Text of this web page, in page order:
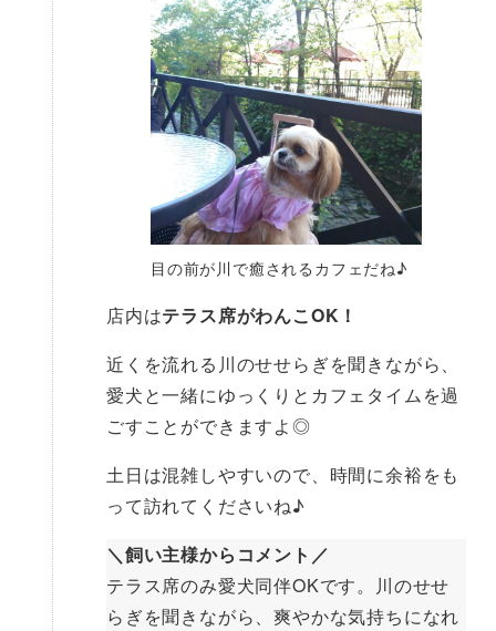
目の前が川で癒されるカフェだね♪
店内はテラス席がわんこOK！
近くを流れる川のせせらぎを聞きながら、
愛犬と一緒にゆっくりとカフェタイムを過
ごすことができますよ◎
土日は混雑しやすいので、時間に余裕をも
って訪れてくださいね♪
＼飼い主様からコメント／
テラス席のみ愛犬同伴OKです。川のせせ
らぎを聞きながら、爽やかな気持ちになれ